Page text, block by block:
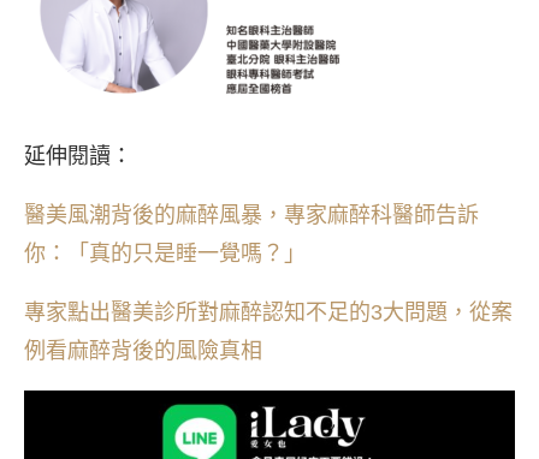
延伸閱讀：
醫美風潮背後的麻醉風暴，專家麻醉科醫師告訴
你：「真的只是睡一覺嗎？」
專家點出醫美診所對麻醉認知不足的3大問題，從案
例看麻醉背後的風險真相